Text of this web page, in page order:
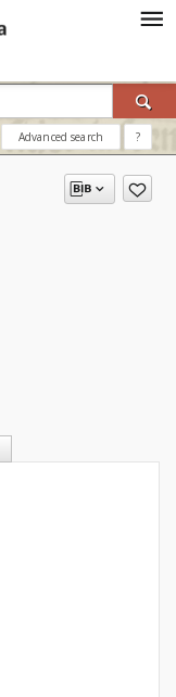
Advanced search ?